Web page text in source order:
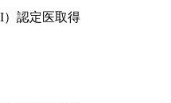
）認定医取得